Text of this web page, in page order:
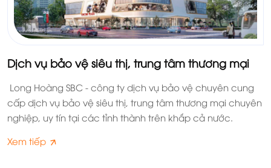
Dịch vụ bảo vệ siêu thị, trung tâm thương mại
Long Hoàng SBC - công ty dịch vụ bảo vệ chuyên cung
cấp dịch vụ bảo vệ siêu thị, trung tâm thương mại chuyên
nghiệp, uy tín tại các tỉnh thành trên khắp cả nước.
Xem tiếp